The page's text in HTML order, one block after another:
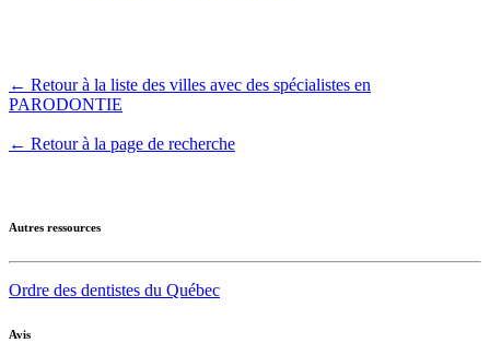
← Retour à la liste des villes avec des spécialistes en
PARODONTIE
← Retour à la page de recherche
Autres ressources
Ordre des dentistes du Québec
Avis